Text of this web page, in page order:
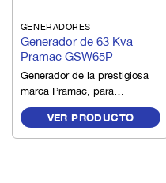
GENERADORES
Generador de 63 Kva
Pramac GSW65P
Generador de la prestigiosa
marca Pramac, para
aplicación en obras
medianas donde sus
componentes son
VER PRODUCTO